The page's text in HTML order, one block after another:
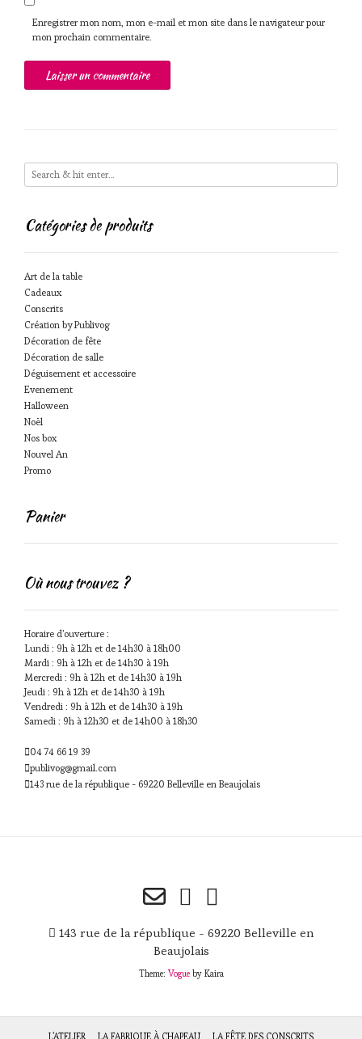
Enregistrer mon nom, mon e-mail et mon site dans le navigateur pour
mon prochain commentaire.
Catégories de produits
Art de la table
Cadeaux
Conscrits
Création by Publivog
Décoration de fête
Décoration de salle
Déguisement et accessoire
Evenement
Halloween
Noël
Nos box
Nouvel An
Promo
Panier
Où nous trouvez ?
Horaire d'ouverture :
Lundi : 9h à 12h et de 14h30 à 18h00
Mardi : 9h à 12h et de 14h30 à 19h
Mercredi : 9h à 12h et de 14h30 à 19h
Jeudi : 9h à 12h et de 14h30 à 19h
Vendredi : 9h à 12h et de 14h30 à 19h
Samedi : 9h à 12h30 et de 14h00 à 18h30
04 74 66 19 39
publivog@gmail.com
143 rue de la république - 69220 Belleville en Beaujolais
143 rue de la république - 69220 Belleville en
Beaujolais
Theme:Vogueby Kaira
L’ATELIER LA FABRIQUE À CHAPEAU LA FÊTE DES CONSCRITS